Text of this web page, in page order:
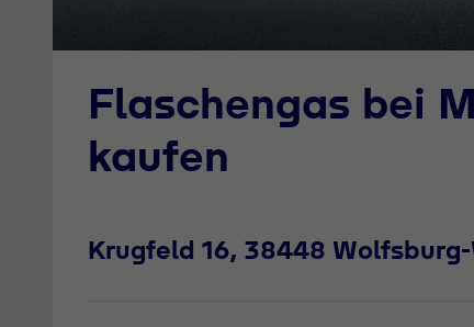
Flaschengas bei
kaufen
Krugfeld 16, 38448